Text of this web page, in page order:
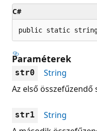
C#
public static
Paraméterek
str0
String
Az első összefűzendő
str1
String